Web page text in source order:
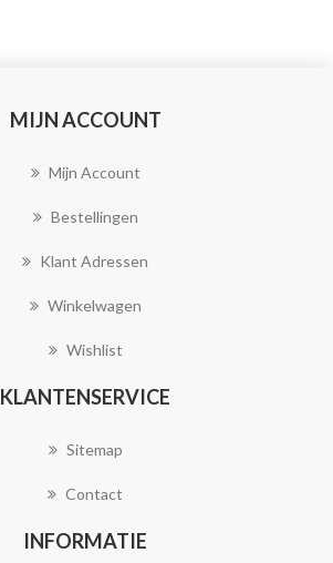
MIJN ACCOUNT
Mijn Account
Bestellingen
Klant Adressen
Winkelwagen
Wishlist
KLANTENSERVICE
Sitemap
Contact
INFORMATIE